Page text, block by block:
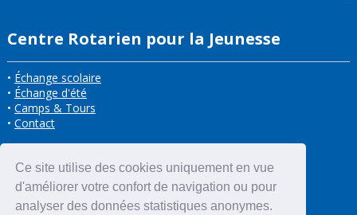
Ce site utilise des cookies uniquement en vue
d'améliorer votre confort de navigation ou pour
analyser des données statistiques anonymes.
Centre Rotarien pour la Jeunesse
• Échange scolaire
• Échange d'été
• Camps & Tours
• Contact